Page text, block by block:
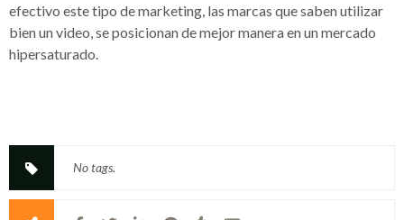
efectivo este tipo de marketing, las marcas que saben utilizar
bien un video, se posicionan de mejor manera en un mercado
hipersaturado.
No tags.